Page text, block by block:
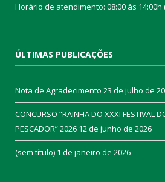
Horário de atendimento: 08:00 às
ÚLTIMAS PUBLICAÇÕES
Nota de Agradecimento 23 de julho de
CONCURSO “RAINHA DO XXXI FESTIVAL
PESCADOR” 2026 12 de junho de 2026
(sem título) 1 de janeiro de 2026